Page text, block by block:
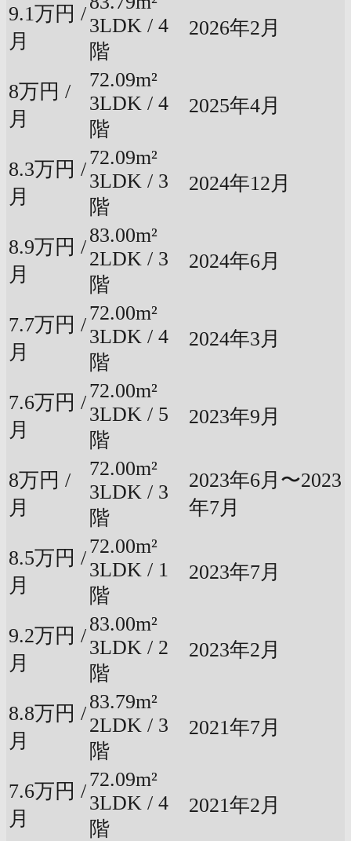
9.1万円 /
月
3LDK / 4
階
2026年2月
8万円 /
月
72.09m²
3LDK / 4
階
2025年4月
8.3万円 /
月
72.09m²
3LDK / 3
階
2024年12月
8.9万円 /
月
83.00m²
2LDK / 3
階
2024年6月
7.7万円 /
月
72.00m²
3LDK / 4
階
2024年3月
7.6万円 /
月
72.00m²
3LDK / 5
階
2023年9月
8万円 /
月
72.00m²
3LDK / 3
階
2023年6月〜2023
年7月
8.5万円 /
月
72.00m²
3LDK / 1
階
2023年7月
9.2万円 /
月
83.00m²
3LDK / 2
階
2023年2月
8.8万円 /
月
83.79m²
2LDK / 3
階
2021年7月
7.6万円 /
月
72.09m²
3LDK / 4
階
2021年2月